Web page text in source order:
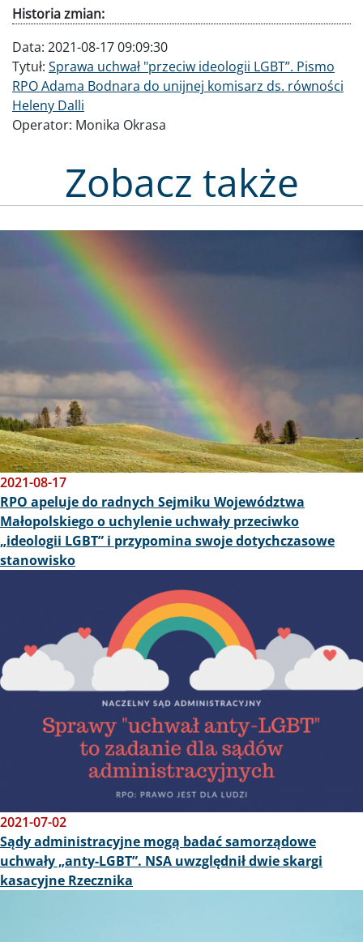
Historia zmian:
Data: 2021-08-17 09:09:30
Tytuł: Sprawa uchwał "przeciw ideologii LGBT”. Pismo
RPO Adama Bodnara do unijnej komisarz ds. równości
Heleny Dalli
Operator: Monika Okrasa
Zobacz także
2021-08-17
RPO apeluje do radnych Sejmiku Województwa
Małopolskiego o uchylenie uchwały przeciwko
„ideologii LGBT” i przypomina swoje dotychczasowe
stanowisko
2021-07-02
Sądy administracyjne mogą badać samorządowe
uchwały „anty-LGBT”. NSA uwzględnił dwie skargi
kasacyjne Rzecznika